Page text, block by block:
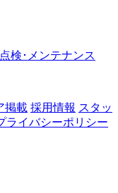
検･メンテナンス
掲載 採用情報 スタッ
ライバシーポリシー